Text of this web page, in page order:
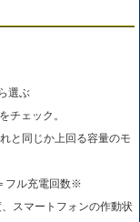
選ぶ
チェック。
と同じか上回る容量のモ
フル充電回数※
スマートフォンの作動状